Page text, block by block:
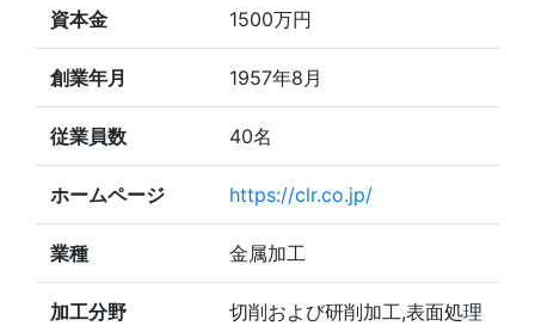
資本金 1500万円
創業年月 1957年8月
従業員数 40名
ホームページ https://clr.co.jp/
業種 金属加工
加工分野 切削および研削加工,表面処理